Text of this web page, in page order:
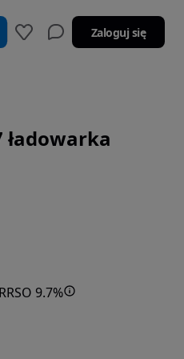
Zaloguj się
ładowarka
RRSO 9.7%